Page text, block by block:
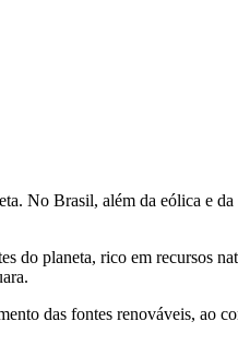
No Brasil, além da eólica e
do planeta, rico em recursos
das fontes renováveis, ao